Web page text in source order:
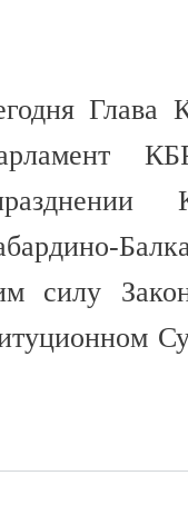
Глава
силу